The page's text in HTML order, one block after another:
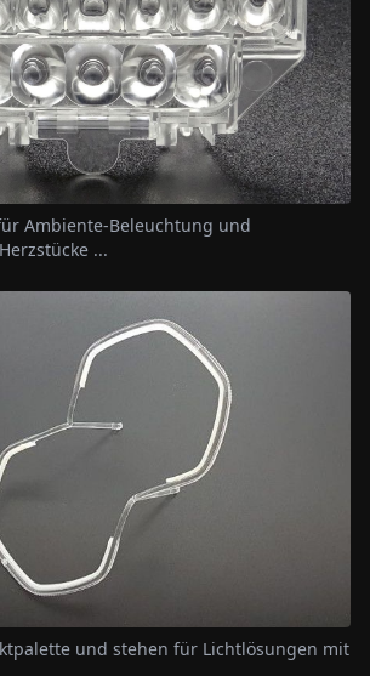
Ambiente-Beleuchtung und
...
und stehen für Lichtlösungen mit